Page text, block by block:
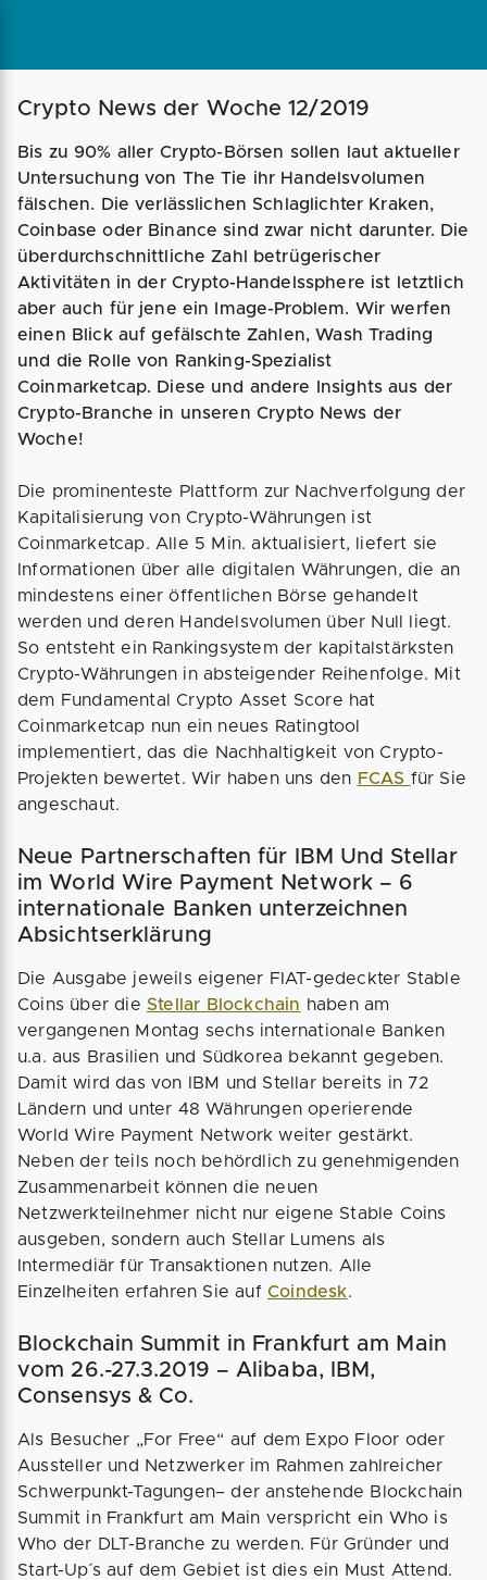
Magazin Businessplan Fördermittel
Crypto News der Woche 12/2019
Bis zu 90% aller Crypto-Börsen sollen laut aktueller
Untersuchung von The Tie ihr Handelsvolumen
fälschen. Die verlässlichen Schlaglichter Kraken,
Coinbase oder Binance sind zwar nicht darunter. Die
überdurchschnittliche Zahl betrügerischer
Aktivitäten in der Crypto-Handelssphere ist letztlich
aber auch für jene ein Image-Problem. Wir werfen
einen Blick auf gefälschte Zahlen, Wash Trading
und die Rolle von Ranking-Spezialist
Coinmarketcap. Diese und andere Insights aus der
Crypto-Branche in unseren Crypto News der
Woche!
Die prominenteste Plattform zur Nachverfolgung der
Kapitalisierung von Crypto-Währungen ist
Coinmarketcap. Alle 5 Min. aktualisiert, liefert sie
Informationen über alle digitalen Währungen, die an
mindestens einer öffentlichen Börse gehandelt
werden und deren Handelsvolumen über Null liegt.
So entsteht ein Rankingsystem der kapitalstärksten
Crypto-Währungen in absteigender Reihenfolge. Mit
dem Fundamental Crypto Asset Score hat
Coinmarketcap nun ein neues Ratingtool
implementiert, das die Nachhaltigkeit von Crypto-
Projekten bewertet. Wir haben uns den FCAS für Sie
angeschaut.
Neue Partnerschaften für IBM Und Stellar
im World Wire Payment Network – 6
internationale Banken unterzeichnen
Absichtserklärung
Die Ausgabe jeweils eigener FIAT-gedeckter Stable
Coins über die Stellar Blockchain haben am
vergangenen Montag sechs internationale Banken
u.a. aus Brasilien und Südkorea bekannt gegeben.
Damit wird das von IBM und Stellar bereits in 72
Ländern und unter 48 Währungen operierende
World Wire Payment Network weiter gestärkt.
Neben der teils noch behördlich zu genehmigenden
Zusammenarbeit können die neuen
Netzwerkteilnehmer nicht nur eigene Stable Coins
ausgeben, sondern auch Stellar Lumens als
Intermediär für Transaktionen nutzen. Alle
Einzelheiten erfahren Sie auf Coindesk.
Blockchain Summit in Frankfurt am Main
vom 26.-27.3.2019 – Alibaba, IBM,
Consensys & Co.
Als Besucher „For Free“ auf dem Expo Floor oder
Aussteller und Netzwerker im Rahmen zahlreicher
Schwerpunkt-Tagungen– der anstehende Blockchain
Summit in Frankfurt am Main verspricht ein Who is
Who der DLT-Branche zu werden. Für Gründer und
Start-Up´s auf dem Gebiet ist dies ein Must Attend.